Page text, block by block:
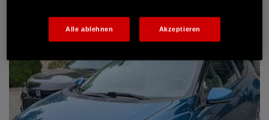
Alle ablehnen Akzeptieren